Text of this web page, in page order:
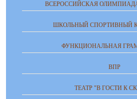
ВСЕРОССИЙСКАЯ
ШКОЛЬНЫЙ СПОРТИВНЫЙ
ФУНКЦИОНАЛЬНАЯ
ВПР
ТЕАТР "В ГОСТИ К